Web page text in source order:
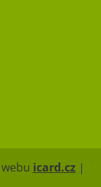
icard.cz|